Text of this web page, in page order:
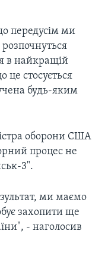
передусім ми
в найкращій
це стосується
будь-яким
оборони США
процес не
3".
ми маємо
захопити ще
- наголосив